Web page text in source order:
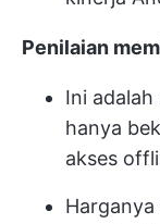
Penilaian
Ini
hanya
akses